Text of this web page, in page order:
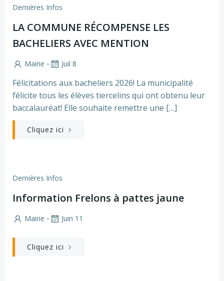
Dernières Infos
LA COMMUNE RÉCOMPENSE LES
BACHELIERS AVEC MENTION
Mairie - Juil 8
Félicitations aux bacheliers 2026! La municipalité
félicite tous les élèves tiercelins qui ont obtenu leur
baccalauréat! Elle souhaite remettre une […]
Cliquez ici
Dernières Infos
Information Frelons à pattes jaune
Mairie - Juin 11
Cliquez ici